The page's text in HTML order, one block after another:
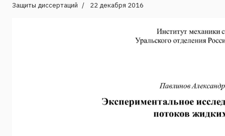
Защиты диссертаций 22 декабря 2016